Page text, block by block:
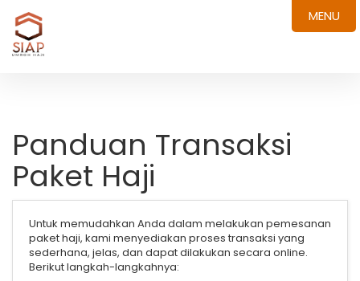
Panduan Transaksi
Paket Haji
Untuk memudahkan Anda dalam melakukan pemesanan
paket haji, kami menyediakan proses transaksi yang
sederhana, jelas, dan dapat dilakukan secara online.
Berikut langkah-langkahnya:
MENU